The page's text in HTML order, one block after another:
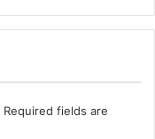
Required fields are